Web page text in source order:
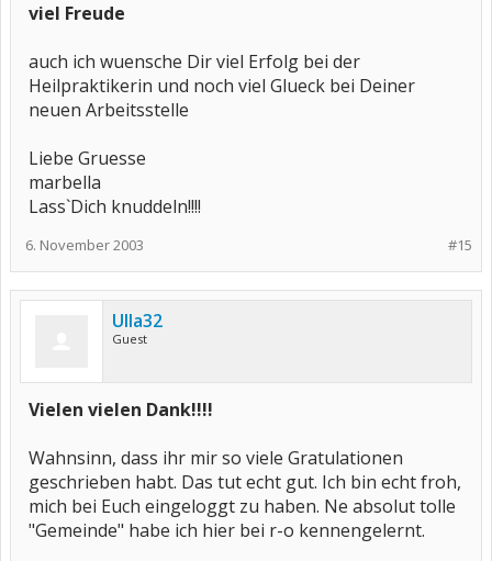
viel Freude
auch ich wuensche Dir viel Erfolg bei der
Heilpraktikerin und noch viel Glueck bei Deiner
neuen Arbeitsstelle
Liebe Gruesse
marbella
Lass`Dich knuddeln!!!!
#15
6. November 2003
Ulla32
Guest
Vielen vielen Dank!!!!
Wahnsinn, dass ihr mir so viele Gratulationen
geschrieben habt. Das tut echt gut. Ich bin echt froh,
mich bei Euch eingeloggt zu haben. Ne absolut tolle
"Gemeinde" habe ich hier bei r-o kennengelernt.